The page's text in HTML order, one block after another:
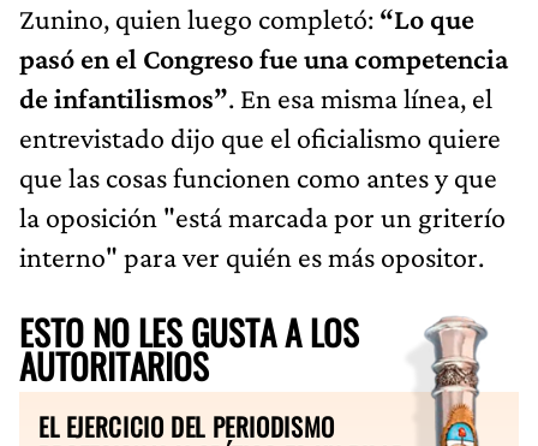
Zunino, quien luego completó: “Lo que
pasó en el Congreso fue una competencia
de infantilismos”. En esa misma línea, el
entrevistado dijo que el oficialismo quiere
que las cosas funcionen como antes y que
la oposición "está marcada por un griterío
interno" para ver quién es más opositor.
ESTO NO LES GUSTA A LOS
AUTORITARIOS
EL EJERCICIO DEL PERIODISMO